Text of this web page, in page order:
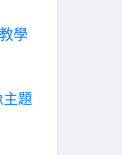
學
主題